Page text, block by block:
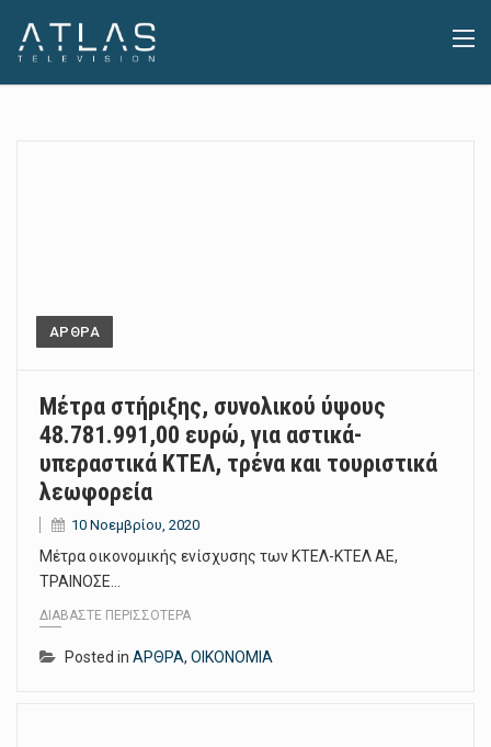
ΑΡΘΡΑ
Μέτρα στήριξης, συνολικού ύψους
48.781.991,00 ευρώ, για αστικά-
υπεραστικά ΚΤΕΛ, τρένα και τουριστικά
λεωφορεία
10 Νοεμβρίου, 2020
Μέτρα οικονομικής ενίσχυσης των ΚΤΕΛ-ΚΤΕΛ ΑΕ,
ΤΡΑΙΝΟΣΕ…
ΔΙΑΒΆΣΤΕ ΠΕΡΙΣΣΌΤΕΡΑ
Posted in ΑΡΘΡΑ, ΟΙΚΟΝΟΜΙΑ